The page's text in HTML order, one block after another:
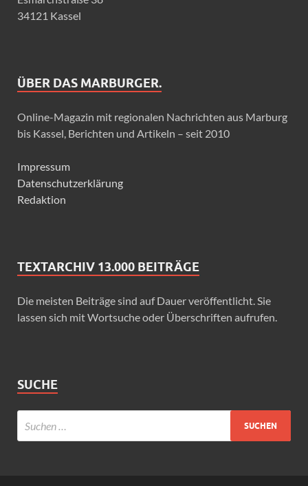
34121 Kassel
ÜBER DAS MARBURGER.
Online-Magazin mit regionalen Nachrichten aus Marburg
bis Kassel, Berichten und Artikeln – seit 2010
Impressum
Datenschutzerklärung
Redaktion
TEXTARCHIV 13.000 BEITRÄGE
Die meisten Beiträge sind auf Dauer veröffentlicht. Sie
lassen sich mit Wortsuche oder Überschriften aufrufen.
SUCHE